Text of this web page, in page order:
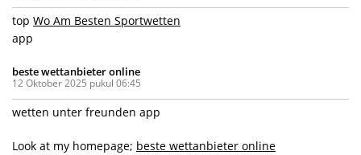
top Wo Am Besten Sportwetten
app
beste wettanbieter online
12 Oktober 2025 pukul 06:45
wetten unter freunden app
Look at my homepage; beste wettanbieter online